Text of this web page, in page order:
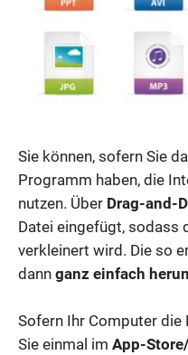
Sie können, sofern Sie
Programm haben, die
nutzen. Über Drag-and-
Datei eingefügt, sodass
verkleinert wird. Die so
dann ganz einfach
Sofern Ihr Computer
Sie einmal im App-